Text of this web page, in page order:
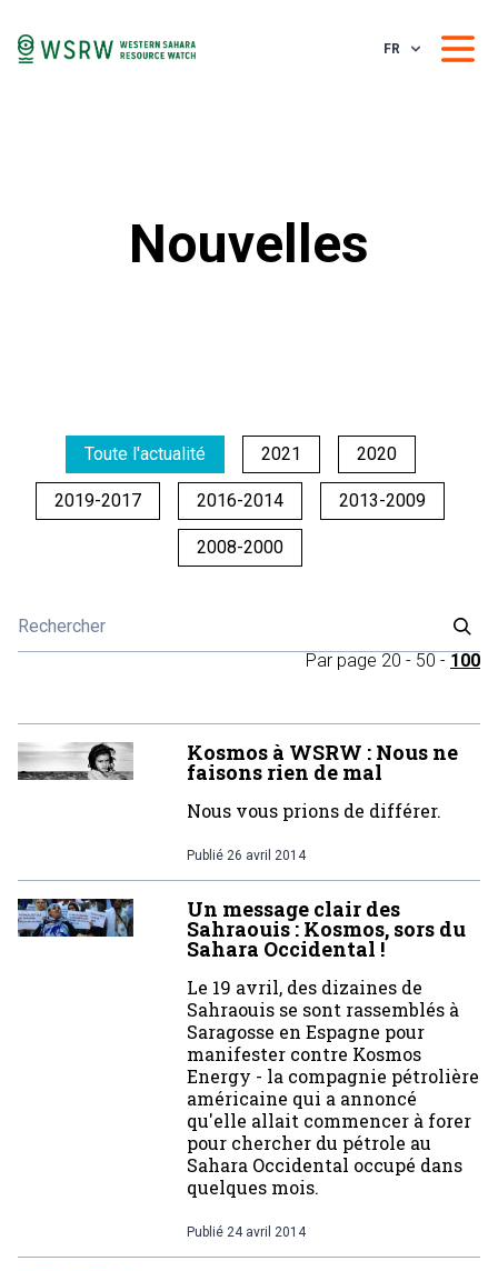
FR
Nouvelles
Toute l'actualité 2021 2020
2019-2017 2016-2014 2013-2009
2008-2000
Par page 20 - 50 - 100
Kosmos à WSRW : Nous ne
faisons rien de mal
Nous vous prions de différer.
Publié 26 avril 2014
Un message clair des
Sahraouis : Kosmos, sors du
Sahara Occidental !
Le 19 avril, des dizaines de
Sahraouis se sont rassemblés à
Saragosse en Espagne pour
manifester contre Kosmos
Energy - la compagnie pétrolière
américaine qui a annoncé
qu'elle allait commencer à forer
pour chercher du pétrole au
Sahara Occidental occupé dans
quelques mois.
Publié 24 avril 2014